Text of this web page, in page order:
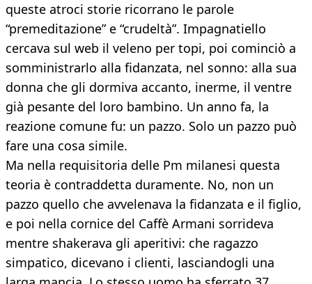
queste atroci storie ricorrano le parole
“premeditazione” e “crudeltà”. Impagnatiello
cercava sul web il veleno per topi, poi cominciò a
somministrarlo alla fidanzata, nel sonno: alla sua
donna che gli dormiva accanto, inerme, il ventre
già pesante del loro bambino. Un anno fa, la
reazione comune fu: un pazzo. Solo un pazzo può
fare una cosa simile.
Ma nella requisitoria delle Pm milanesi questa
teoria è contraddetta duramente. No, non un
pazzo quello che avvelenava la fidanzata e il figlio,
e poi nella cornice del Caffè Armani sorrideva
mentre shakerava gli aperitivi: che ragazzo
simpatico, dicevano i clienti, lasciandogli una